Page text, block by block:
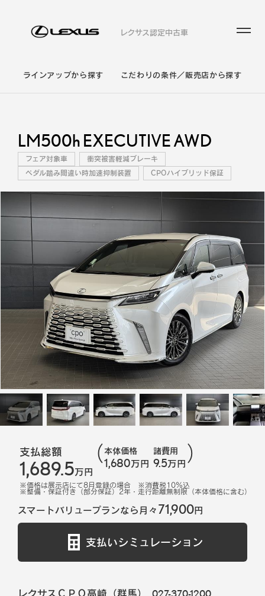
レクサス認定中古車
ラインアップから探す こだわりの条件／販売店から探す
LM500h EXECUTIVE AWD
フェア対象車
衝突被害軽減ブレーキ
ペダル踏み間違い時加速抑制装置
CPOハイブリッド保証
支払総額
1,689.5万円
本体価格
1,680万円
諸費用
9.5万円
※価格は展示店にて8月登録の場合 ※消費税10%込
※整備・保証付き（部分保証）2年・走行距離無制限（本体価格に含む）
スマートバリュープランなら月々 71,900円
支払いシミュレーション
レクサスＣＰＯ高崎（群馬） 027-370-1200